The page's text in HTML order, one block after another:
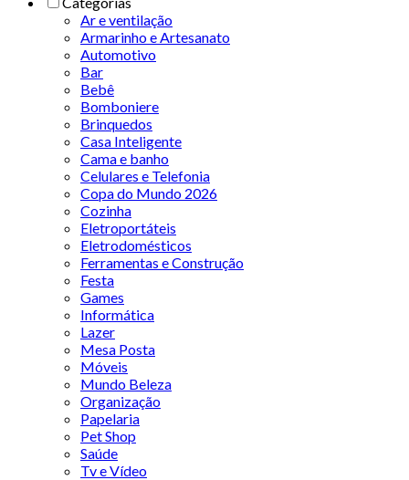
Ar e ventilação
Armarinho e Artesanato
Automotivo
Bar
Bebê
Bomboniere
Brinquedos
Casa Inteligente
Cama e banho
Celulares e Telefonia
Copa do Mundo 2026
Cozinha
Eletroportáteis
Eletrodomésticos
Ferramentas e Construção
Festa
Games
Informática
Lazer
Mesa Posta
Móveis
Mundo Beleza
Organização
Papelaria
Pet Shop
Saúde
Tv e Vídeo